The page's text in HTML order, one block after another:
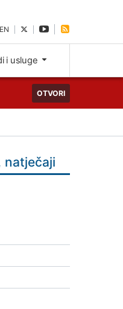
EN
i usluge
OTVORI
natječaji